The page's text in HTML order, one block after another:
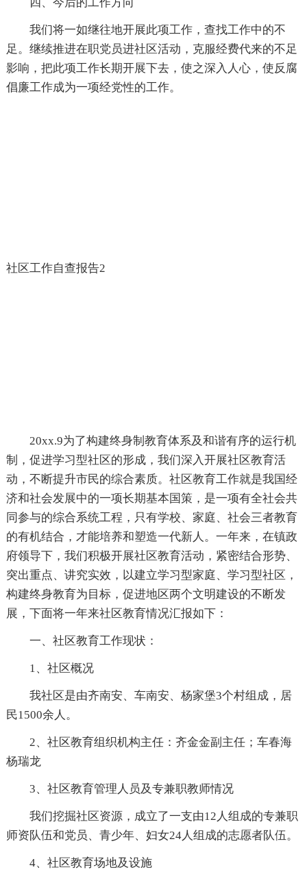
我们将一如继往地开展此项工作，查找工作中的不
足。继续推进在职党员进社区活动，克服经费代来的不足
影响，把此项工作长期开展下去，使之深入人心，使反腐
倡廉工作成为一项经党性的工作。
社区工作自查报告2
20xx.9为了构建终身制教育体系及和谐有序的运行机
制，促进学习型社区的形成，我们深入开展社区教育活
动，不断提升市民的综合素质。社区教育工作就是我国经
济和社会发展中的一项长期基本国策，是一项有全社会共
同参与的综合系统工程，只有学校、家庭、社会三者教育
的有机结合，才能培养和塑造一代新人。一年来，在镇政
府领导下，我们积极开展社区教育活动，紧密结合形势、
突出重点、讲究实效，以建立学习型家庭、学习型社区，
构建终身教育为目标，促进地区两个文明建设的不断发
展，下面将一年来社区教育情况汇报如下：
一、社区教育工作现状：
1、社区概况
我社区是由齐南安、车南安、杨家堡3个村组成，居
民1500余人。
2、社区教育组织机构主任：齐金金副主任；车春海
杨瑞龙
3、社区教育管理人员及专兼职教师情况
我们挖掘社区资源，成立了一支由12人组成的专兼职
师资队伍和党员、青少年、妇女24人组成的志愿者队伍。
4、社区教育场地及设施